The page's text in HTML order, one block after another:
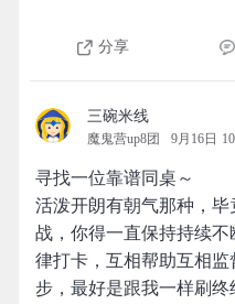
分享
三碗米线
魔鬼营up8团 9月16日
寻找一位靠谱同桌～
活泼开朗有朝气那种，毕
战，你得一直保持持续
律打卡，互相帮助互相
步，最好是跟我一样刷